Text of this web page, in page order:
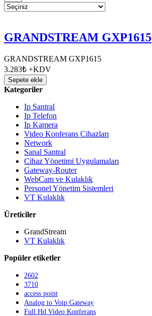
GRANDSTREAM GXP1615
GRANDSTREAM GXP1615
3.283₺ +KDV
Sepete ekle
Kategoriler
Ip Santral
Ip Telefon
Ip Kamera
Video Konferans Cihazları
Network
Sanal Santral
Cihaz Yönetimi Uygulamaları
Gateway-Router
WebCam ve Kulaklık
Personel Yönetim Sistemleri
VT Kulaklık
Üreticiler
GrandStream
VT Kulaklık
Popüler etiketler
2602
3710
access point
Analog to Voip Gateway
Full Hd Video Konferans